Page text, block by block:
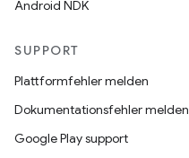
Android NDK
SUPPORT
Plattformfehler melden
Dokumentationsfehler melden
Google Play support